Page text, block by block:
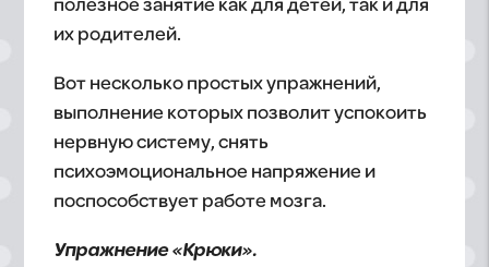
полезное занятие как для детей, так и для
их родителей.
Вот несколько простых упражнений,
выполнение которых позволит успокоить
нервную систему, снять
психоэмоциональное напряжение и
поспособствует работе мозга.
Упражнение «Крюки».